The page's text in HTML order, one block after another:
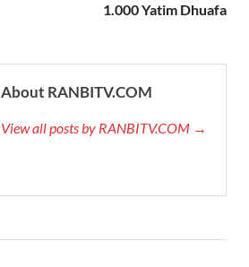
1.000 Yatim Dhuafa
About RANBITV.COM
View all posts by RANBITV.COM →